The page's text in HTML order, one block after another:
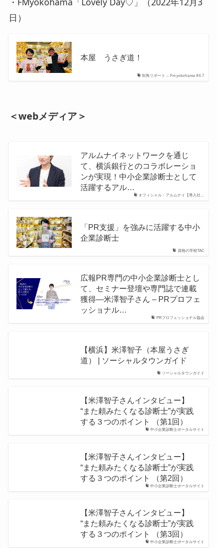
日）
街角リポート – Fm yokohama 84.7
本屋 うさぎ道！
＜webメディア＞
オフィシャル・アルムナイ【導入社…
アルムナイネットワークを通じ
て、横浜銀行とのコラボレーショ
ンが実現！中小企業診断士として
活躍するアル…
資格の学校TAC
「PR支援」を強みに活躍する中小
企業診断士
PRプロフェッショナル協会
広報PR専門の中小企業診断士とし
て、セミナー登壇や専門誌で連載
獲得―米澤智子さん – PRプロフェ
ッショナル…
ソーシャルタウンガイド
【横浜】米澤智子（本屋うさぎ
道） | ソーシャルタウンガイド
中小企業診断士ポータルサイト
【米澤智子さんインタビュー】
“また頼みたくなる診断士”が実践
する３つのポイント （第1回）
中小企業診断士ポータルサイト
【米澤智子さんインタビュー】
“また頼みたくなる診断士”が実践
する３つのポイント （第2回）
中小企業診断士ポータルサイト
【米澤智子さんインタビュー】
“また頼みたくなる診断士”が実践
する３つのポイント （第3回）